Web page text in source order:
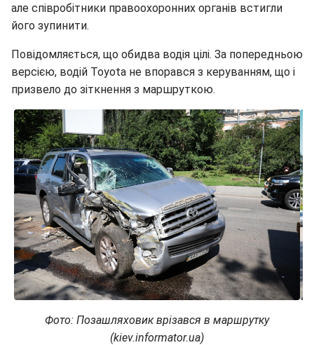
але співробітники правоохоронних органів встигли
його зупинити.
Повідомляється, що обидва водія цілі. За попередньою
версією, водій Toyota не впорався з керуванням, що і
призвело до зіткнення з маршруткою.
Фото: Позашляховик врізався в маршрутку
(kiev.informator.ua)